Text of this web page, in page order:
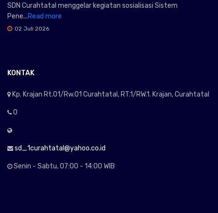
SDN Curahtatal menggelar kegiatan sosialisasi Sistem
Pene...Read more
02 Juli 2026
KONTAK
Kp. Krajan Rt.01/Rw.01 Curahtatal, RT.1/RW.1. Krajan, Curahtatal
0
sd_1curahtatal@yahoo.co.id
Senin - Sabtu, 07:00 - 14:00 WIB